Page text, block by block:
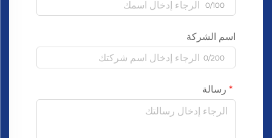
0/100
اسم الشركة
0/200
رسالة